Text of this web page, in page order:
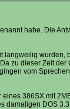
habe. Die
langweilig wurden,
zu dieser Zeit
vom
386SX mit
damaligen DOS